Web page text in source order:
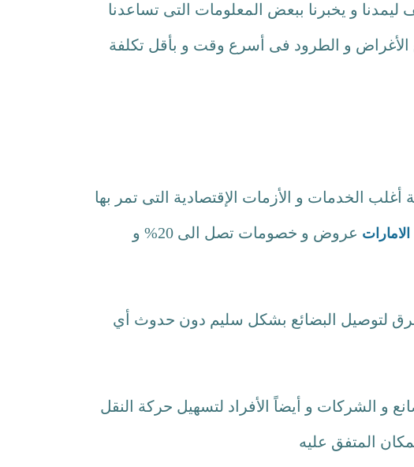
و يخبرنا ببعض المعلومات التى تساعدنا
و الطرود فى أسرع وقت و بأقل تكلفة
الخدمات و الأزمات الإقتصادية التى تمر بها
عروض و خصومات تصل الى 20% و
لتوصيل البضائع بشكل سليم دون حدوث أي
الشركات و أيضاً الأفراد لتسهيل حركة النقل
المتفق عليه